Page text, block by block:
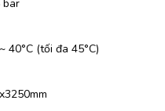
bar
40°C (tối đa 45°C)